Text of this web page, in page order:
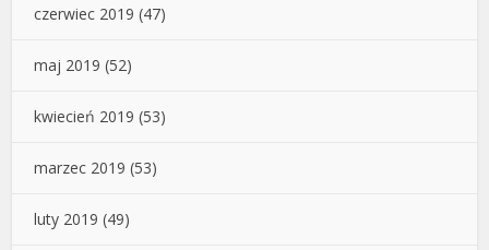
czerwiec 2019 (47)
maj 2019 (52)
kwiecień 2019 (53)
marzec 2019 (53)
luty 2019 (49)